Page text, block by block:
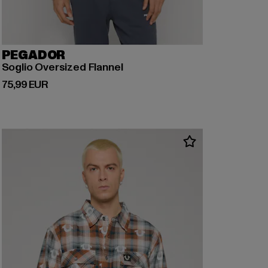
PEGADOR
Soglio Oversized Flannel
75,99 EUR
Derzeitiger Preis: 75,99 EUR